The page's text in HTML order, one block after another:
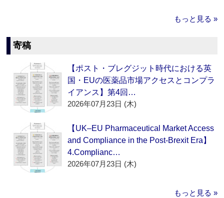
もっと見る »
寄稿
【ポスト・ブレグジット時代における英
国・EUの医薬品市場アクセスとコンプラ
イアンス】第4回…
2026年07月23日 (木)
【UK–EU Pharmaceutical Market Access
and Compliance in the Post-Brexit Era】
4.Complianc…
2026年07月23日 (木)
もっと見る »